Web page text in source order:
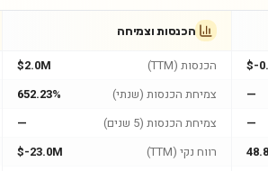
$-
—
—
הכנסות וצמיחה
הכנסות (TTM)
$2.0M
צמיחת הכנסות (שנתי)
652.23%
צמיחת הכנסות (5 שנים)
—
רווח נקי (TTM)
$-23.0M